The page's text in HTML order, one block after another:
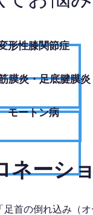
形性膝関節症
膜炎・足底腱膜炎
モートン病
ーシ
首の倒れ込み（